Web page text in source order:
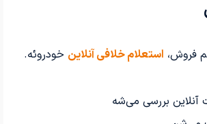
فروش، استعلام خلافی آنلاین خودروئه.
آنلاین بررسی می‌شه